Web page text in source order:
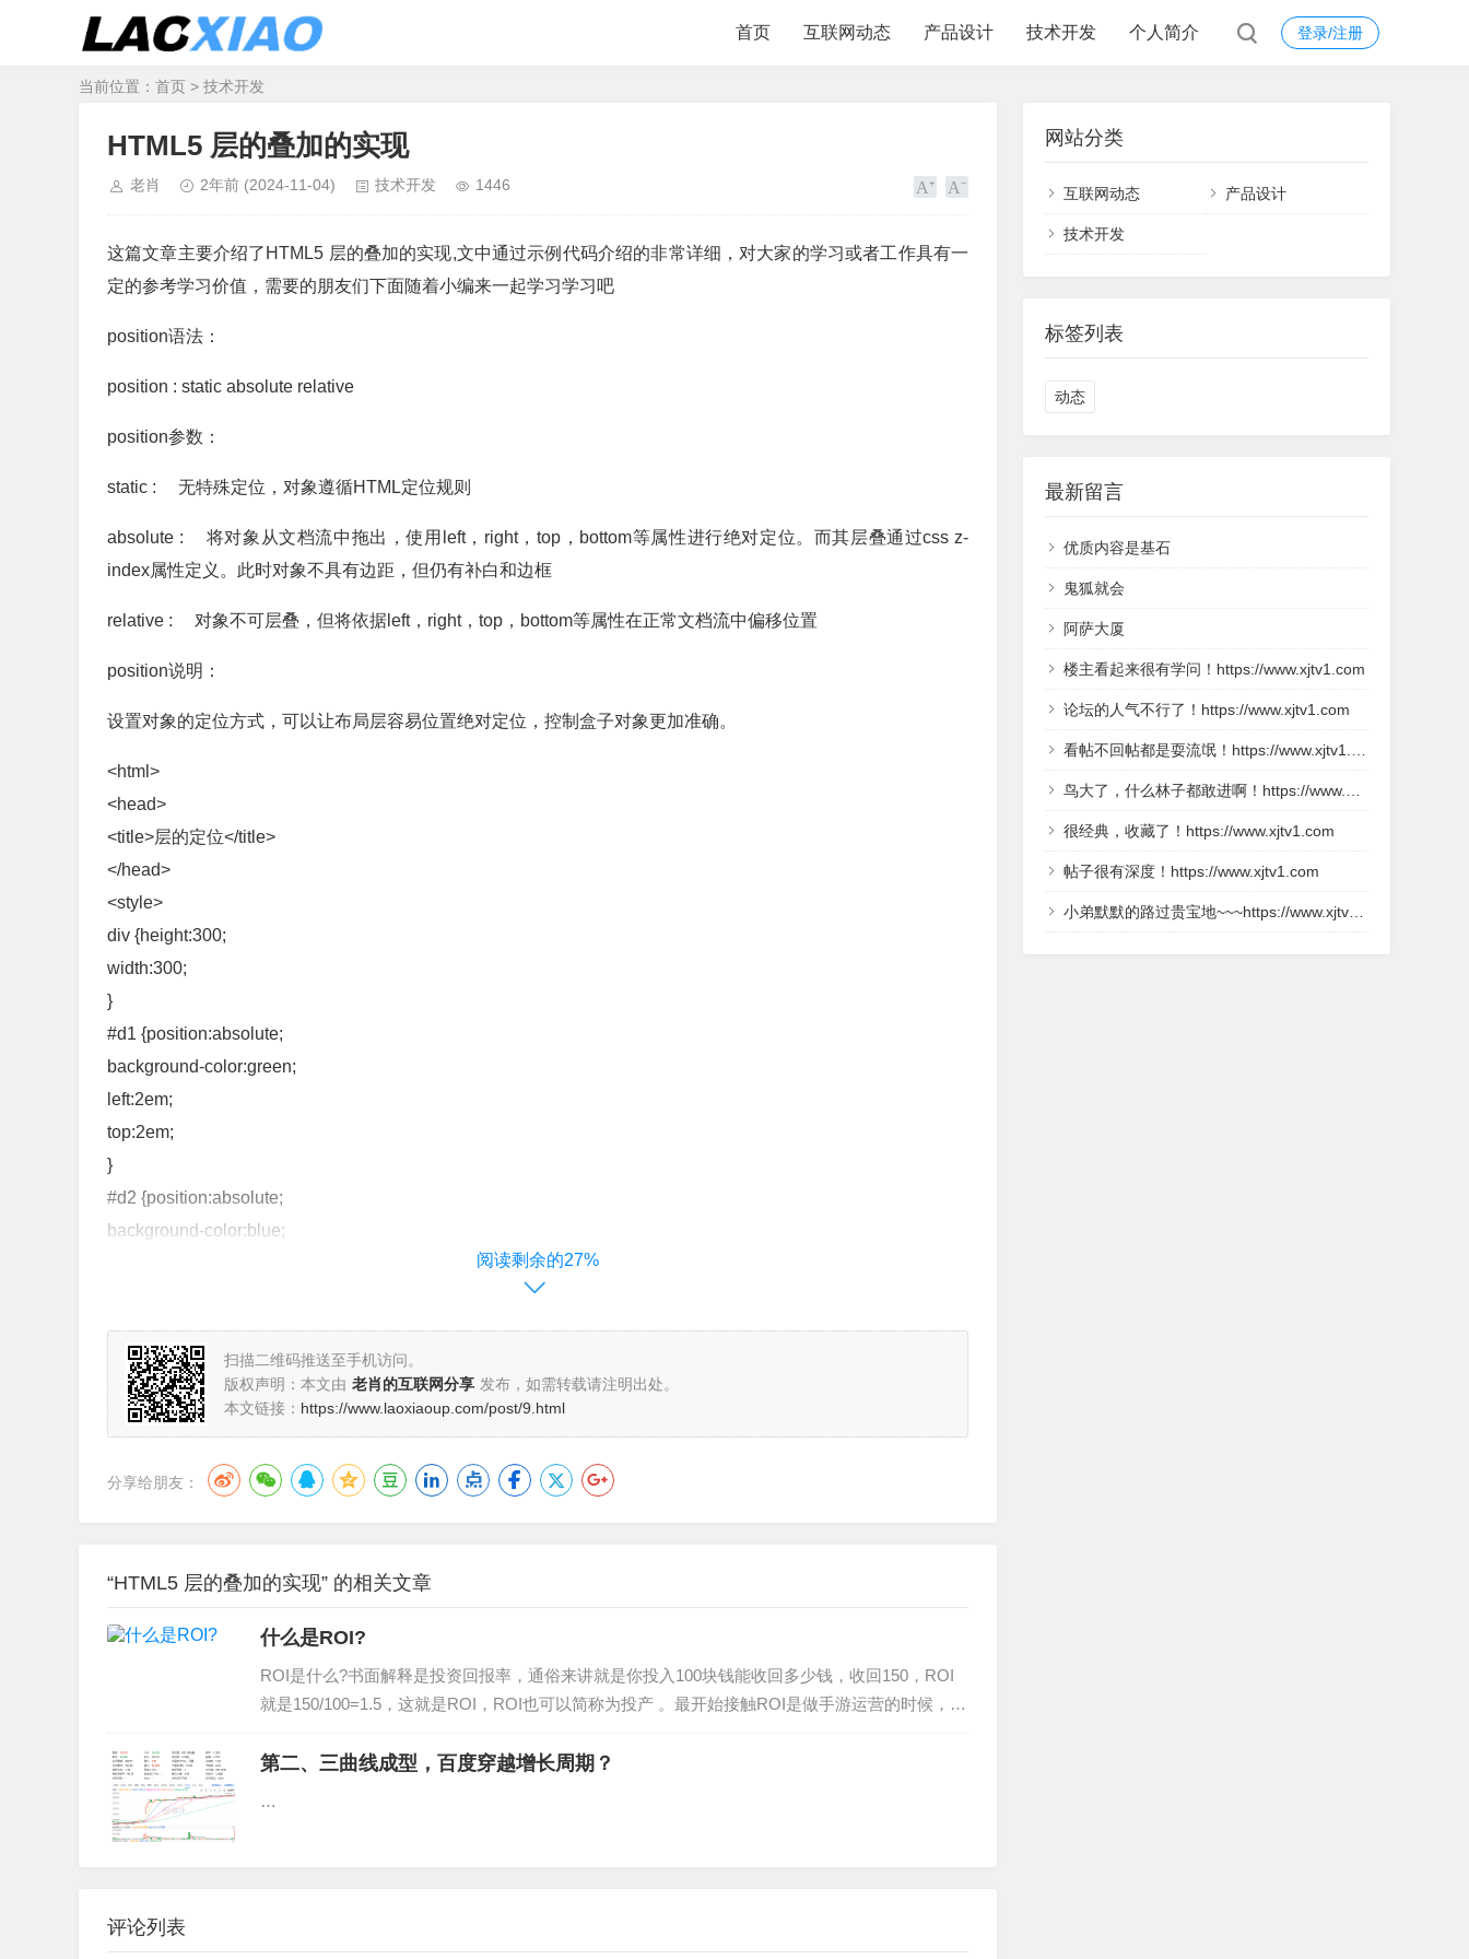
登录/注册
首页 互联网动态 产品设计 技术开发 个人简介
当前位置： 首页 > 技术开发
HTML5 层的叠加的实现
老肖 2年前 (2024-11-04) 技术开发 1446
这篇文章主要介绍了HTML5 层的叠加的实现,文中通过示例代码介绍的非常详细，对大家的学习或者工作具有一
定的参考学习价值，需要的朋友们下面随着小编来一起学习学习吧
position语法：
position : static absolute relative
position参数：
static : 无特殊定位，对象遵循HTML定位规则
absolute : 将对象从文档流中拖出，使用left，right，top，bottom等属性进行绝对定位。而其层叠通过css z-
index属性定义。此时对象不具有边距，但仍有补白和边框
relative : 对象不可层叠，但将依据left，right，top，bottom等属性在正常文档流中偏移位置
position说明：
设置对象的定位方式，可以让布局层容易位置绝对定位，控制盒子对象更加准确。
<html>
<head>
<title>层的定位</title>
</head>
<style>
div {height:300;
width:300;
}
#d1 {position:absolute;
background-color:green;
left:2em;
top:2em;
}
#d2 {position:absolute;
background-color:blue;
}
#d3 {position:absolute;
background-color:red;
left:6em;
}
<div id="d1">
<div id="d2">
阅读剩余的27%
扫描二维码推送至手机访问。
版权声明：本文由 老肖的互联网分享 发布，如需转载请注明出处。
本文链接： https://www.laoxiaoup.com/post/9.html
分享给朋友：
“HTML5 层的叠加的实现” 的相关文章
什么是ROI?
ROI是什么?书面解释是投资回报率，通俗来讲就是你投入100块钱能收回多少钱，收回150，ROI
就是150/100=1.5，这就是ROI，ROI也可以简称为投产 。最开始接触ROI是做手游运营的时候，那
时候广告投放是以百万级起步的，我们算ROI并不是算单日的投产，而是拉长来看，一个月、两
个…
第二、三曲线成型，百度穿越增长周期？
…
评论列表
网站分类
互联网动态 产品设计
技术开发
标签列表
动态
最新留言
优质内容是基石
鬼狐就会
阿萨大厦
楼主看起来很有学问！https://www.xjtv1.com
论坛的人气不行了！https://www.xjtv1.com
看帖不回帖都是耍流氓！https://www.xjtv1.com
鸟大了，什么林子都敢进啊！https://www.2kdy.com
很经典，收藏了！https://www.xjtv1.com
帖子很有深度！https://www.xjtv1.com
小弟默默的路过贵宝地~~~https://www.xjtv1.com